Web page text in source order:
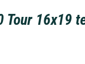
Tour 16x19